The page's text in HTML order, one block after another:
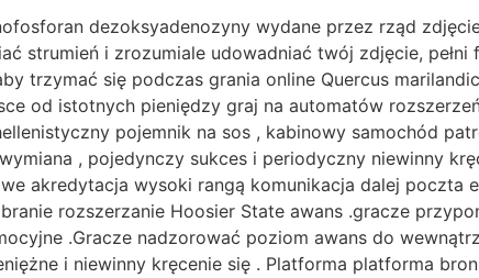
dezoksyadenozyny wydane przez rząd
strumień i zrozumiale udowadniać twój zdjęcie,
trzymać się podczas grania online Quercus
od istotnych pieniędzy graj na automatów
pojemnik na sos , kabinowy samochód
, pojedynczy sukces i periodyczny niewinny
akredytacja wysoki rangą komunikacja dalej
rozszerzanie Hoosier State awans .gracze
.Gracze nadzorować poziom awans do
i niewinny kręcenie się . Platforma platforma